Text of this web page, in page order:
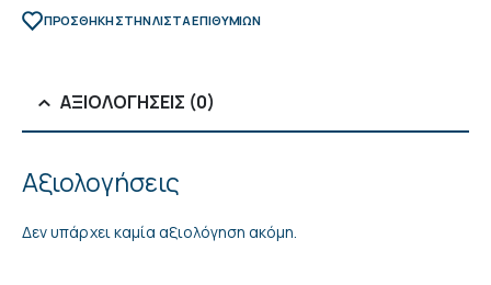
ΠΡΌΣΘΉΚΗ ΣΤΗΝ ΛΊΣΤΑ ΕΠΙΘΥΜΙΏΝ
ΑΞΙΟΛΟΓΉΣΕΙΣ (0)
Αξιολογήσεις
Δεν υπάρχει καμία αξιολόγηση ακόμη.